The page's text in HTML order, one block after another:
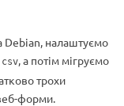
Debian, налаштуємо
, а потім мігруємо
трохи
форми.